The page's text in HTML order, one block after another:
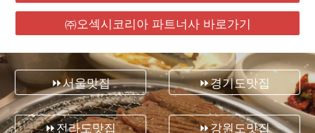
㈜오섹시코리아 파트너사 바로가기
⏩서울맛집
⏩전라도맛집
⏩경기도맛집
⏩강원도맛집